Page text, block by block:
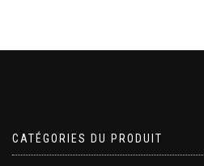
CATÉGORIES DU PRODUIT